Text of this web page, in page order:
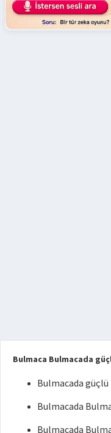
Bulmaca Bulmacada
Bulmacada
Bulmacada
Bulmacada